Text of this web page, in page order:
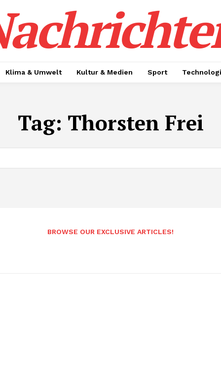
Klima & Umwelt Kultur & Medien Sport
Tag: Thorsten Frei
BROWSE OUR EXCLUSIVE ARTICLES!